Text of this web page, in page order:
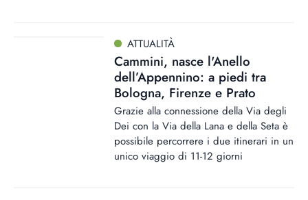
ATTUALITÀ
Cammini, nasce l'Anello
dell’Appennino: a piedi tra
Bologna, Firenze e Prato
Grazie alla connessione della Via degli
Dei con la Via della Lana e della Seta è
possibile percorrere i due itinerari in un
unico viaggio di 11-12 giorni